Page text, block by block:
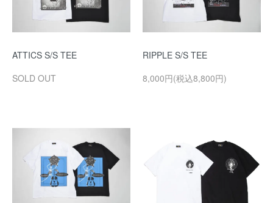
ATTICS S/S TEE
SOLD OUT
RIPPLE S/S TEE
8,000円(税込8,800円)